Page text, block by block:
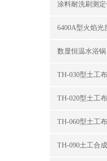
涂料耐洗刷测定
6400A型火焰光
数显恒温水浴锅
TH-020型土工
TH-060型土工
TH-090土工合